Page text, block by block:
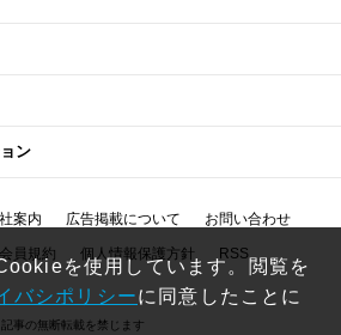
ン
案内 広告掲載について お問い合わせ
会員規約 個人情報保護方針 RSS
記事の無断転載を禁じます
を使用しています。閲覧を
バシポリシーに同意したことに